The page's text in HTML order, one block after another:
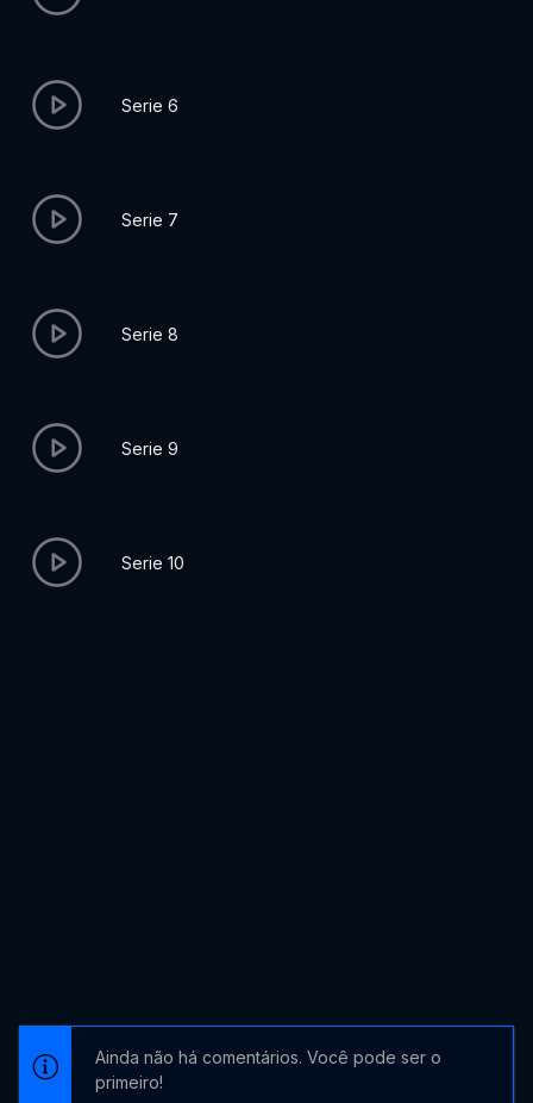
Serie 6
Serie 7
Serie 8
Serie 9
Serie 10
Ainda não há comentários. Você pode ser o
primeiro!